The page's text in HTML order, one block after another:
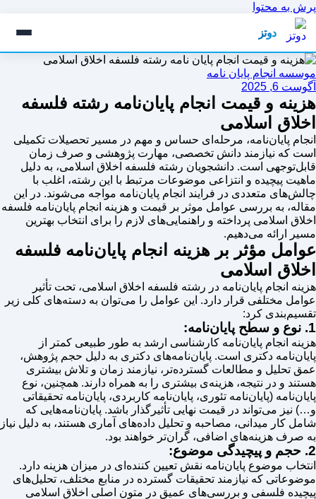
پرش به محتوا
دوتز
موسسه انجام پایان نامه
آگوست 6, 2025
هزینه و قیمت انجام پایان‌نامه رشته فلسفه
اخلاق اسلامی
انجام پایان‌نامه، مرحله‌ای حساس و مهم در مسیر تحصیلات تکمیلی
است که نیازمند دانش تخصصی، مهارت پژوهشی و صرف زمان
قابل‌توجهی است. دانشجویان رشته فلسفه اخلاق اسلامی، به دلیل
ماهیت پیچیده و انتزاعی موضوعات مرتبط با این رشته، اغلب با
چالش‌های متعددی در فرایند انجام پایان‌نامه مواجه می‌شوند. در این
مقاله، به بررسی عوامل موثر بر قیمت و هزینه انجام پایان‌نامه فلسفه
اخلاق اسلامی پرداخته و راهنمایی‌های لازم را برای انتخاب بهترین
مسیر ارائه می‌دهیم.
عوامل مؤثر بر هزینه انجام پایان‌نامه فلسفه
اخلاق اسلامی
هزینه انجام پایان‌نامه در رشته فلسفه اخلاق اسلامی، تحت تأثیر
عوامل مختلفی قرار دارد. این عوامل را می‌توان به دسته‌های کلی زیر
تقسیم‌بندی کرد:
1. نوع و سطح پایان‌نامه:
هزینه انجام پایان‌نامه کارشناسی ارشد به طور طبیعی کمتر از
پایان‌نامه دکتری است. پایان‌نامه‌های دکتری به دلیل حجم پژوهش،
عمق تحلیل و مطالعات گسترده‌تر، نیازمند زمان و تلاش بیشتری
هستند و در نتیجه، هزینه‌ی بیشتری را به همراه دارند. همچنین، نوع
پایان‌نامه (پایان‌نامه تئوری، پایان‌نامه کاربردی، پایان‌نامه تحقیقاتی
و…) نیز می‌تواند در قیمت نهایی تأثیرگذار باشد. پایان‌نامه‌هایی که
شامل کار میدانی، مصاحبه و تحلیل داده‌های آماری هستند، به دلیل نیاز
به صرف هزینه‌های اضافی، گران‌تر خواهند بود.
2. حجم و پیچیدگی موضوع:
انتخاب موضوع پایان‌نامه نقش تعیین کننده‌ای در میزان هزینه دارد.
موضوعاتی که نیازمند تحقیقات گسترده در منابع مختلف، تحلیل‌های
پیچیده فلسفی و بررسی‌های عمیق در متون اصلی اخلاق اسلامی